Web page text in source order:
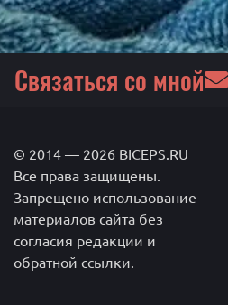
Связаться со мной
© 2014 — 2026 BICEPS.RU
Все права защищены.
Запрещено использование
материалов сайта без
согласия редакции и
обратной ссылки.